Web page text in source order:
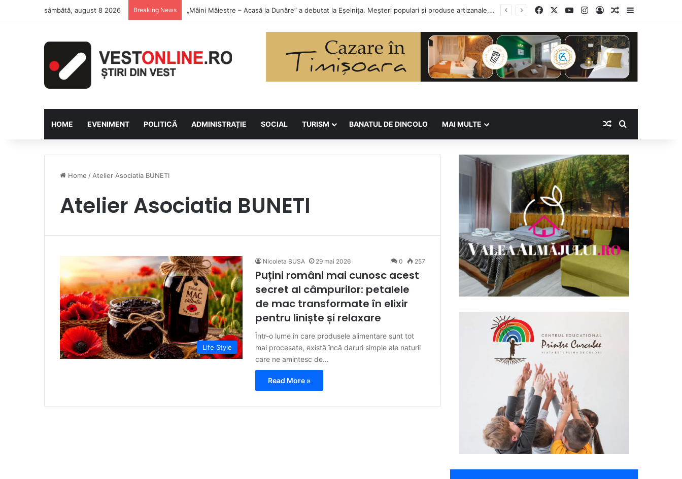
sâmbătă, august 8 2026 Breaking News Săptămâna Florilor la Asociația BUNETI Facebook YouTubeInstagram
Log InRandom Article
HOME EVENIMENT POLITICĂ ADMINISTRAȚIE SOCIAL TURISM BANATUL DE DINCOLO MAI MULTE Random Article
Home / Atelier Asociatia BUNETI
Atelier Asociatia BUNETI
Life Style
Nicoleta BUSA 29 mai 2026 0 257
Puțini români mai cunosc acest
secret al câmpurilor: petalele
de mac transformate în elixir
pentru liniște și relaxare
Într-o lume în care produsele alimentare sunt tot
mai procesate, există încă daruri simple ale naturii
care ne amintesc de…
Read More »